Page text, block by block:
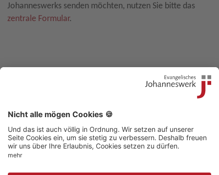
Johanneswerks senden möchten, nutzen Sie bitte das
zentrale Formular.